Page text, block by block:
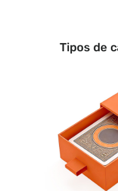
Tipos de